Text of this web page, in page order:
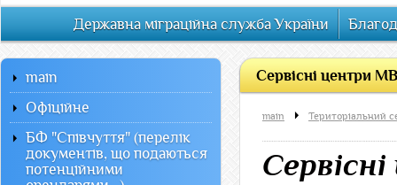
Державна міграційна служба України
Сервісні центри
main Територіальний
main
Офiцiйне
БФ "Співчуття" (перелік
документів, що подаються
потенційними